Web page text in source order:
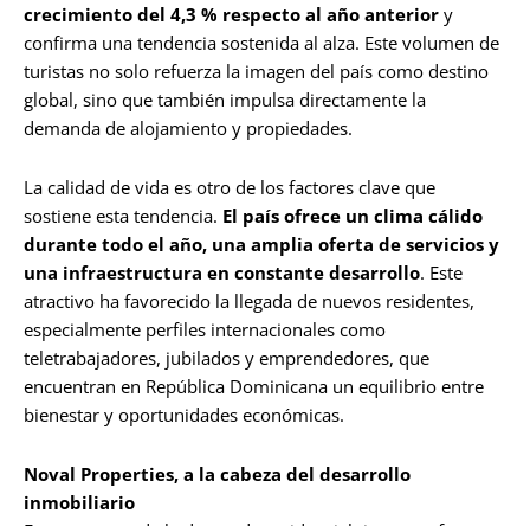
crecimiento del 4,3 % respecto al año anterior y
confirma una tendencia sostenida al alza. Este volumen de
turistas no solo refuerza la imagen del país como destino
global, sino que también impulsa directamente la
demanda de alojamiento y propiedades.
La calidad de vida es otro de los factores clave que
sostiene esta tendencia. El país ofrece un clima cálido
durante todo el año, una amplia oferta de servicios y
una infraestructura en constante desarrollo. Este
atractivo ha favorecido la llegada de nuevos residentes,
especialmente perfiles internacionales como
teletrabajadores, jubilados y emprendedores, que
encuentran en República Dominicana un equilibrio entre
bienestar y oportunidades económicas.
Noval Properties, a la cabeza del desarrollo
inmobiliario